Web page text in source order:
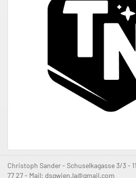
Christoph Sander - Schuselkagasse 3/3 -
77 27 - Mail: dsgwien.la@gmail.com